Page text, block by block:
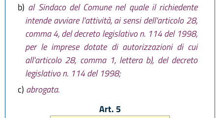
b) al Sindaco del Comune nel quale il richiedente
intende avviare l'attività, ai sensi dell'articolo 28,
comma 4, del decreto legislativo n. 114 del 1998,
per le imprese dotate di autorizzazioni di cui
all'articolo 28, comma 1, lettera b), del decreto
legislativo n. 114 del 1998;
c) abrogata.
Art. 5